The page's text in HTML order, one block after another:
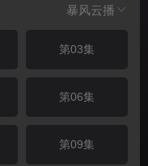
暴风云播
第03集
第06集
第09集